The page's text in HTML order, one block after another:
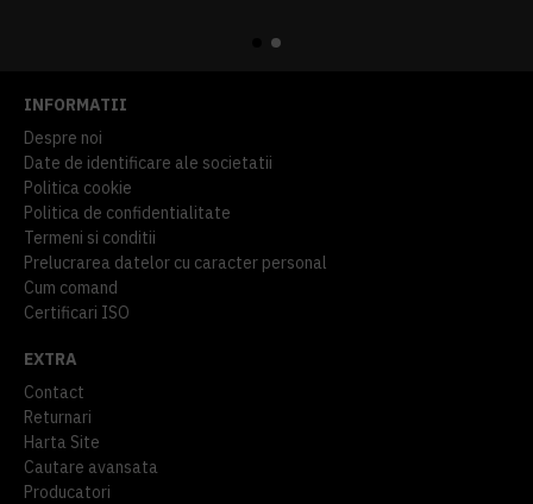
INFORMATII
Despre noi
Date de identificare ale societatii
Politica cookie
Politica de confidentialitate
Termeni si conditii
Prelucrarea datelor cu caracter personal
Cum comand
Certificari ISO
EXTRA
Contact
Returnari
Harta Site
Cautare avansata
Producatori